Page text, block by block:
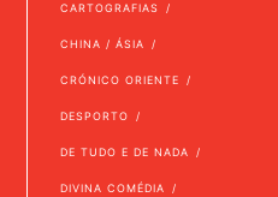
CARTOGRAFIAS
CHINA / ÁSIA
CRÓNICO ORIENTE
DESPORTO
DE TUDO E DE NADA
DIVINA COMÉDIA